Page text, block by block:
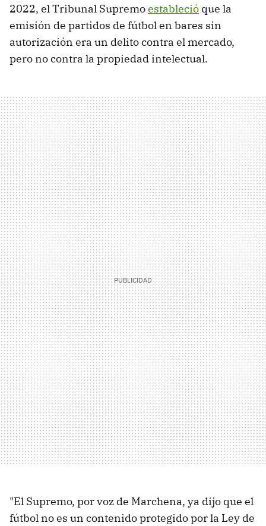
2022, el Tribunal Supremoestableció que la
emisión de partidos de fútbol en bares sin
autorización era un delito contra el mercado,
pero no contra la propiedad intelectual.
"El Supremo, por voz de Marchena, ya dijo que el
fútbol no es un contenido protegido por la Ley de